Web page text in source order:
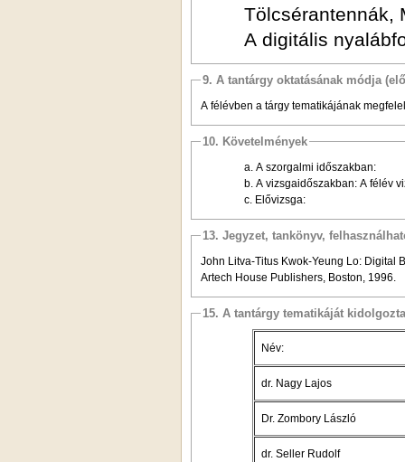
Tölcsérantennák,
A digitális
9. A tantárgy oktatásának módja
A félévben a tárgy tematikájának
10. Követelmények
a. A szorgalmi időszakban:
b. A vizsgaidőszakban: A félév
c. Elővizsga:
13. Jegyzet, tankönyv,
John Litva-Titus Kwok-Yeung Lo: Digital
Artech House Publishers, Boston, 1996.
15. A tantárgy tematikáját kidolgozta
Név:
dr. Nagy Lajos
Dr. Zombory László
dr. Seller Rudolf